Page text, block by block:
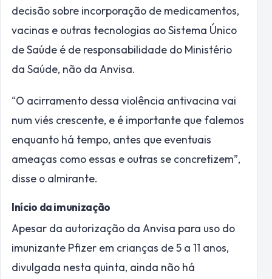
decisão sobre incorporação de medicamentos,
vacinas e outras tecnologias ao Sistema Único
de Saúde é de responsabilidade do Ministério
da Saúde, não da Anvisa.
“O acirramento dessa violência antivacina vai
num viés crescente, e é importante que falemos
enquanto há tempo, antes que eventuais
ameaças como essas e outras se concretizem”,
disse o almirante.
Início da imunização
Apesar da autorização da Anvisa para uso do
imunizante Pfizer em crianças de 5 a 11 anos,
divulgada nesta quinta, ainda não há